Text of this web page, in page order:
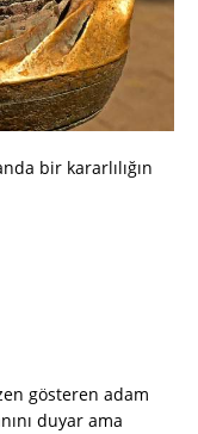
bir kararlılığın
gösteren adam
duyar ama